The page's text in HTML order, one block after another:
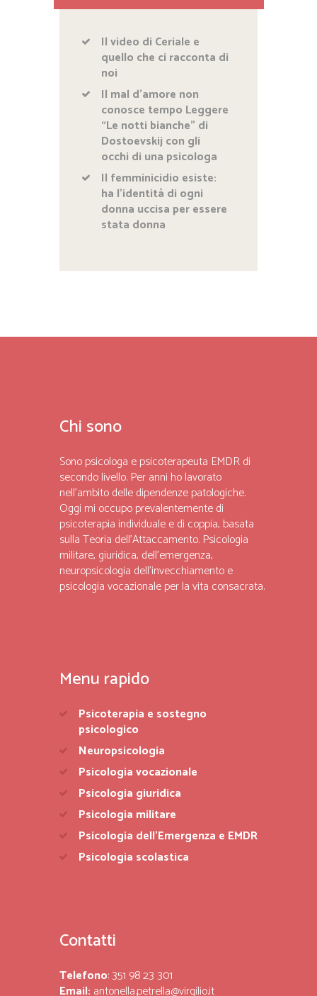
Il video di Ceriale e
quello che ci racconta di
noi
Il mal d’amore non
conosce tempo Leggere
“Le notti bianche” di
Dostoevskij con gli
occhi di una psicologa
Il femminicidio esiste:
ha l’identità di ogni
donna uccisa per essere
stata donna
Chi sono
Sono psicologa e psicoterapeuta EMDR di
secondo livello. Per anni ho lavorato
nell’ambito delle dipendenze patologiche.
Oggi mi occupo prevalentemente di
psicoterapia individuale e di coppia, basata
sulla Teoria dell’Attaccamento. Psicologia
militare, giuridica, dell’emergenza,
neuropsicologia dell’invecchiamento e
psicologia vocazionale per la vita consacrata.
Menu rapido
Psicoterapia e sostegno
psicologico
Neuropsicologia
Psicologia vocazionale
Psicologia giuridica
Psicologia militare
Psicologia dell’Emergenza e EMDR
Psicologia scolastica
Contatti
Telefono: 351 98 23 301
Email: antonella.petrella@virgilio.it